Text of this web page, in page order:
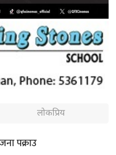
लोकप्रिय
जना पक्राउ